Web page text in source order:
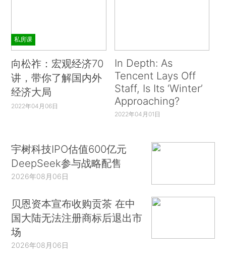
私房课
向松祚：宏观经济70
讲，带你了解国内外
经济大局
2022年04月06日
In Depth: As
Tencent Lays Off
Staff, Is Its ‘Winter’
Approaching?
2022年04月01日
宇树科技IPO估值600亿元
DeepSeek参与战略配售
2026年08月06日
贝恩资本宣布收购贡茶 在中
国大陆无法注册商标后退出市
场
2026年08月06日